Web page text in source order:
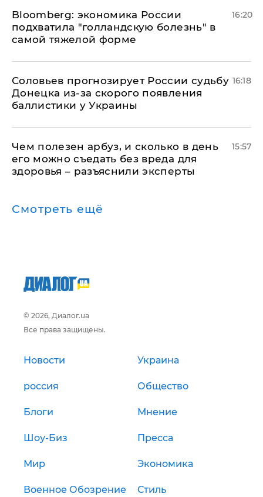
Bloomberg: экономика России
подхватила "голландскую болезнь" в
самой тяжелой форме
16:20
Соловьев прогнозирует России судьбу
Донецка из-за скорого появления
баллистики у Украины
16:18
Чем полезен арбуз, и сколько в день
его можно съедать без вреда для
здоровья – разъяснили эксперты
15:57
Смотреть ещё
© 2026, Диалог.ua
Все права защищены.
Новости Украина
россия Общество
Блоги Мнение
Шоу-Биз Пресса
Мир Экономика
Военное Обозрение Стиль